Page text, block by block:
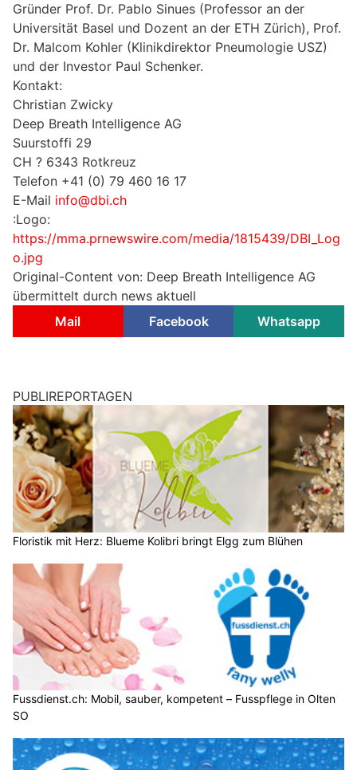
Gründer Prof. Dr. Pablo Sinues (Professor an der
Universität Basel und Dozent an der ETH Zürich), Prof.
Dr. Malcom Kohler (Klinikdirektor Pneumologie USZ)
und der Investor Paul Schenker.
Kontakt:
Christian Zwicky
Deep Breath Intelligence AG
Suurstoffi 29
CH ? 6343 Rotkreuz
Telefon +41 (0) 79 460 16 17
E-Mail info@dbi.ch
:Logo:
https://mma.prnewswire.com/media/1815439/DBI_Log
o.jpg
Original-Content von: Deep Breath Intelligence AG
übermittelt durch news aktuell
Mail
Facebook Whatsapp
PUBLIREPORTAGEN
Floristik mit Herz: Blueme Kolibri bringt Elgg zum Blühen
Fussdienst.ch: Mobil, sauber, kompetent – Fusspflege in Olten
SO